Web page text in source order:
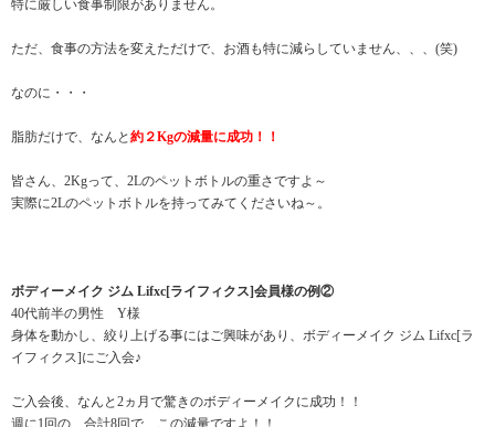
特に厳しい食事制限がありません。
ただ、食事の方法を変えただけで、お酒も特に減らしていません、、、(笑)
なのに・・・
脂肪だけで、なんと 約２Kgの減量に成功！！
皆さん、2Kgって、2Lのペットボトルの重さですよ～
実際に2Lのペットボトルを持ってみてくださいね～。
ボディーメイク ジム Lifxc[ライフィクス]会員様の例②
40代前半の男性 Y様
身体を動かし、絞り上げる事にはご興味があり、ボディーメイク ジム Lifxc[ラ
イフィクス]にご入会♪
ご入会後、なんと2ヵ月で驚きのボディーメイクに成功！！
週に1回の、合計8回で、この減量ですよ！！